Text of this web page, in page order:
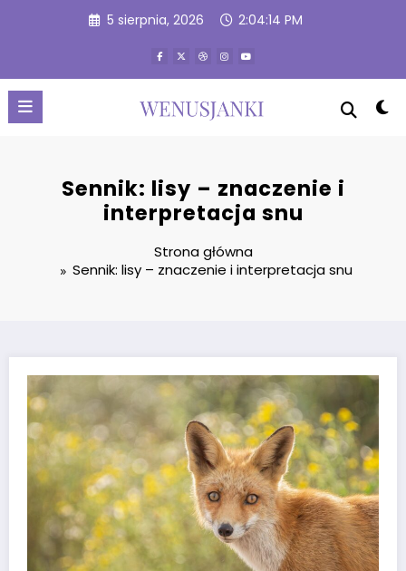
5 sierpnia, 2026 2:04:15 PM
Sennik: lisy – znaczenie i
interpretacja snu
Strona główna
Sennik: lisy – znaczenie i interpretacja snu